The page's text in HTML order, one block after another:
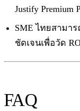
Justify Premium
SME ไทยสามาร
ชัดเจนเพื่อวัด
FAQ